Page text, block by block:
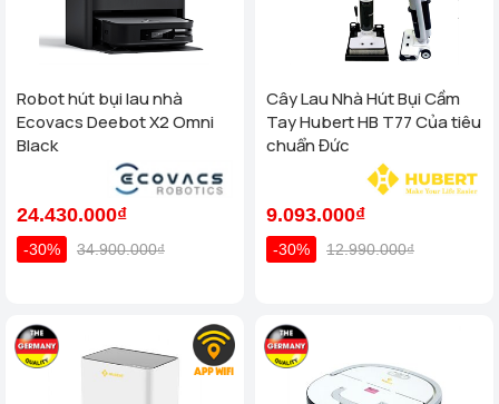
Robot hút bụi lau nhà
Ecovacs Deebot X2 Omni
Black
24.430.000₫
-30% 34.900.000₫
Cây Lau Nhà Hút Bụi Cầm
Tay Hubert HB T77 Của tiêu
chuẩn Đức
9.093.000₫
-30% 12.990.000₫